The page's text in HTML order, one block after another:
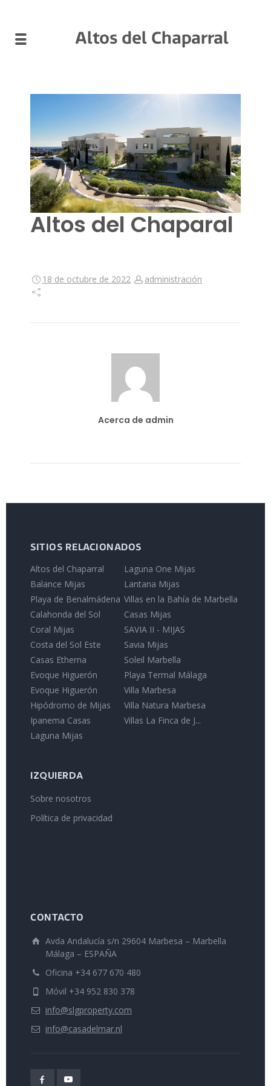
Altos del Chaparral
Altos del Chaparal
18 de octubre de 2022 administración
Acerca de admin
SITIOS RELACIONADOS
Altos del Chaparral
Balance Mijas
Playa de Benalmádena
Calahonda del Sol
Coral Mijas
Costa del Sol Este
Casas Etherna
Evoque Higuerón
Evoque Higuerón
Hipódromo de Mijas
Ipanema Casas
Laguna Mijas
Laguna One Mijas
Lantana Mijas
Villas en la Bahía de Marbella
Casas Mijas
SAVIA II - MIJAS
Savia Mijas
Soleil Marbella
Playa Termal Málaga
Villa Marbesa
Villa Natura Marbesa
Villas La Finca de J...
IZQUIERDA
Sobre nosotros
Política de privacidad
CONTACTO
Avda Andalucía s/n 29604 Marbesa – Marbella
Málaga – ESPAÑA
Oficina +34 677 670 480
Móvil +34 952 830 378
info@slgproperty.com
info@casadelmar.nl